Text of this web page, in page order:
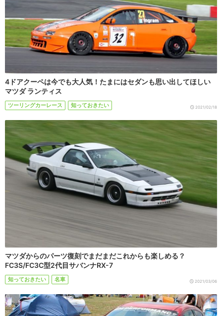
4ドアクーペは今でも大人気！たまにはセダンも思い出してほしい
マツダ ランティス
ツーリングカーレース 知っておきたい 2021/02/18
マツダからのパーツ復刻でまだまだこれからも楽しめる？
FC3S/FC3C型2代目サバンナRX-7
知っておきたい 名車 2021/03/06